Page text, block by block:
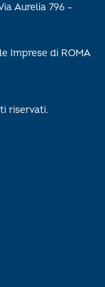
Aurelia 796 –
Imprese di ROMA
riservati.